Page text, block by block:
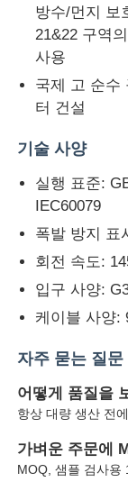
방수/먼지 보
21&22 구역
사용
국제 고 순수
터 건설
기술 사양
실행 표준:
IEC60079
폭발 방지 표
회전 속도:
입구 사양:
케이블 사양:
자주 묻는 질문
어떻게 품질을
항상 대량 생산 전
가벼운 주문에
MOQ, 샘플 검사용